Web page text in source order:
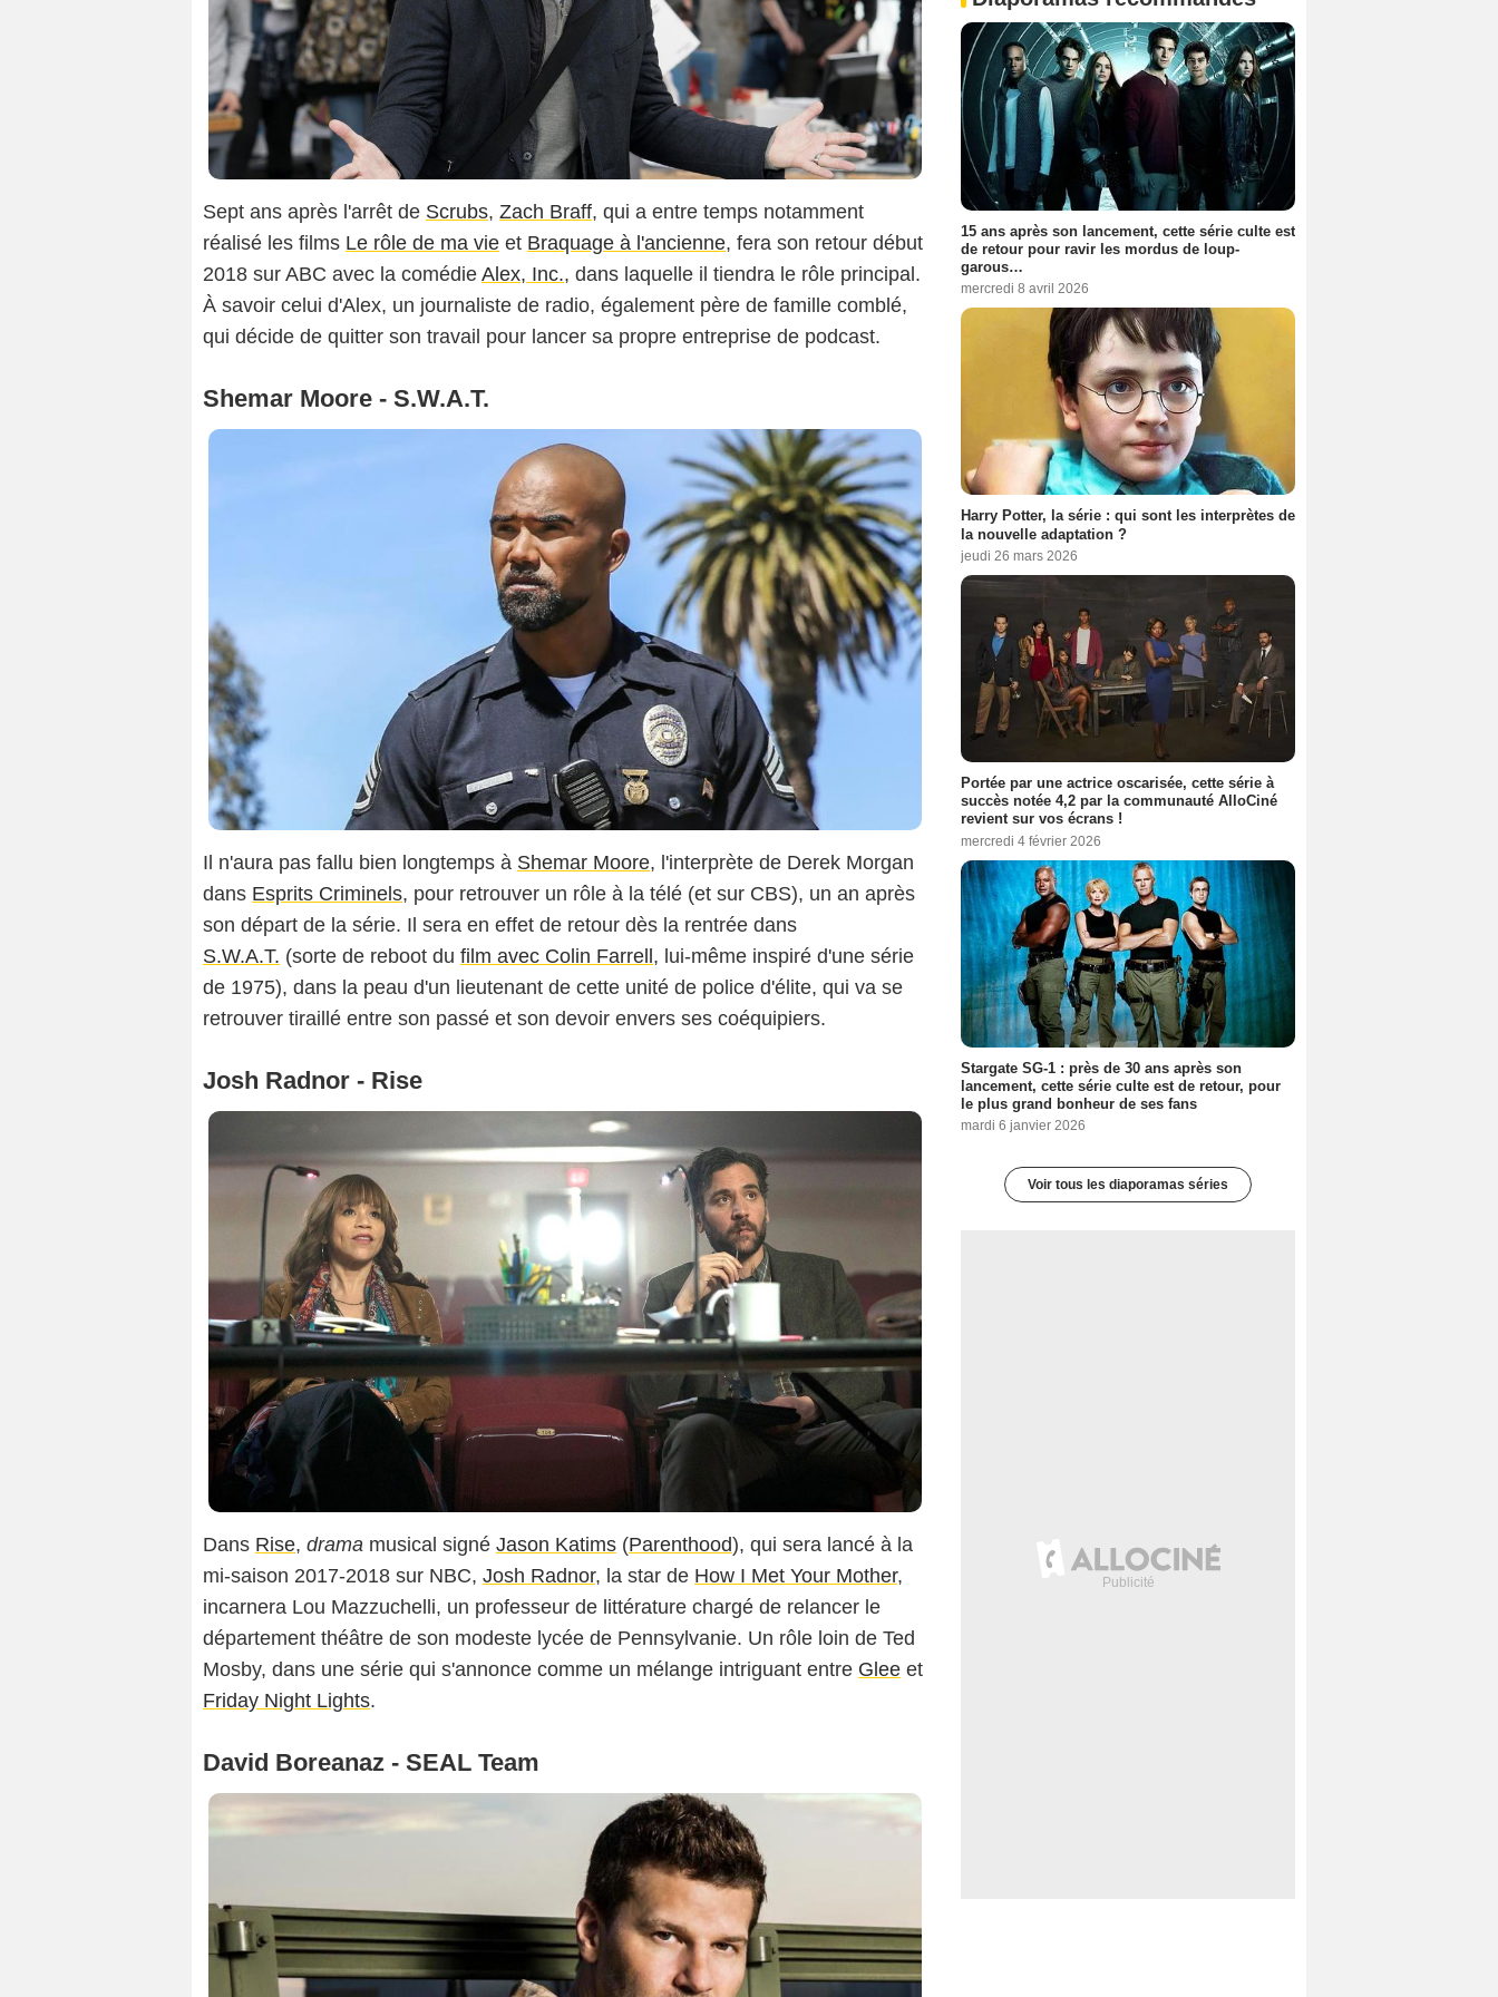
Sept ans après l'arrêt de Scrubs, Zach Braff, qui a entre temps notamment
réalisé les films Le rôle de ma vie et Braquage à l'ancienne, fera son retour début
2018 sur ABC avec la comédie Alex, Inc., dans laquelle il tiendra le rôle principal.
À savoir celui d'Alex, un journaliste de radio, également père de famille comblé,
qui décide de quitter son travail pour lancer sa propre entreprise de podcast.
Shemar Moore - S.W.A.T.
Il n'aura pas fallu bien longtemps à Shemar Moore, l'interprète de Derek Morgan
dans Esprits Criminels, pour retrouver un rôle à la télé (et sur CBS), un an après
son départ de la série. Il sera en effet de retour dès la rentrée dans
S.W.A.T. (sorte de reboot du film avec Colin Farrell, lui-même inspiré d'une série
de 1975), dans la peau d'un lieutenant de cette unité de police d'élite, qui va se
retrouver tiraillé entre son passé et son devoir envers ses coéquipiers.
Josh Radnor - Rise
Dans Rise, drama musical signé Jason Katims (Parenthood), qui sera lancé à la
mi-saison 2017-2018 sur NBC, Josh Radnor, la star de How I Met Your Mother,
incarnera Lou Mazzuchelli, un professeur de littérature chargé de relancer le
département théâtre de son modeste lycée de Pennsylvanie. Un rôle loin de Ted
Mosby, dans une série qui s'annonce comme un mélange intriguant entre Glee et
Friday Night Lights.
David Boreanaz - SEAL Team
15 ans après son lancement, cette série culte est
de retour pour ravir les mordus de loup-
garous…
mercredi 8 avril 2026
Harry Potter, la série : qui sont les interprètes de
la nouvelle adaptation ?
jeudi 26 mars 2026
Portée par une actrice oscarisée, cette série à
succès notée 4,2 par la communauté AlloCiné
revient sur vos écrans !
mercredi 4 février 2026
Stargate SG-1 : près de 30 ans après son
lancement, cette série culte est de retour, pour
le plus grand bonheur de ses fans
mardi 6 janvier 2026
Voir tous les diaporamas séries